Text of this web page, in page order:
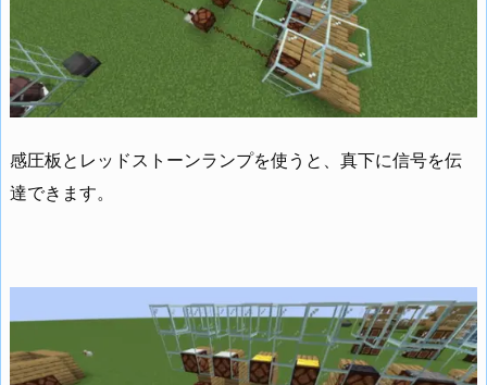
感圧板とレッドストーンランプを使うと、真下に信号を伝
達できます。